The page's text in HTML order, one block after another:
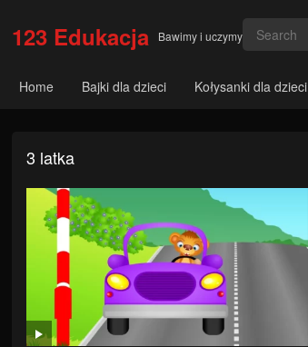
123 Edukacja Bawimy i uczymy
Home Bajki dla dzieci Kołysanki dla dzieci
3 latka